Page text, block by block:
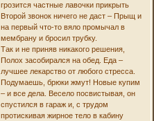
грозится частные лавочки прикрыть
Второй звонок ничего не даст – Прыщ и
на первый что-то вяло промычал в
мембрану и бросил трубку.
Так и не приняв никакого решения,
Полох засобирался на обед. Еда –
лучшее лекарство от любого стресса.
Подумаешь, брюки жмут! Новые купим
– и все дела. Весело посвистывая, он
спустился в гараж и, с трудом
протискивая жирное тело в кабину